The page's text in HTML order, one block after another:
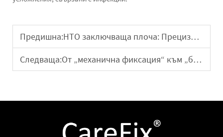
Предишна:HTO заключваща плоча: Прецизно и стабилно решение за висока остеотомия на колянната става
Следваща:От „механична фиксация“ към „биологична фузия“: трансформацията на винтовете за екстerno фиксиране с хидроксиапатитово покритие